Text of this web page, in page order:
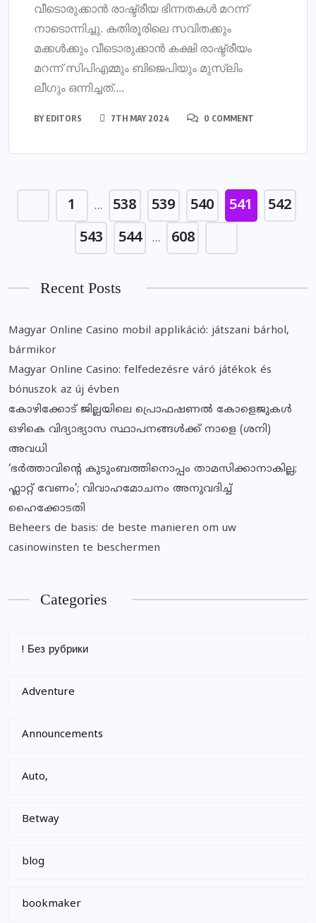
വീടൊരുക്കാൻ രാഷ്ട്രീയ ഭിന്നതകൾ മറന്ന്
നാടൊന്നിച്ചു. കതിരൂരിലെ സവിതക്കും
മക്കൾക്കും വീടൊരുക്കാൻ കക്ഷി രാഷ്ട്രീയം
മറന്ന് സിപിഎമ്മും ബിജെപിയും മുസ്ലിം
ലീഗും ഒന്നിച്ചത്....
BY EDITORS 7TH MAY 2024 0 COMMENT
1 … 538 539 540 541
542
543
544 … 608
Recent Posts
Magyar Online Casino mobil applikáció: játszani bárhol,
bármikor
Magyar Online Casino: felfedezésre váró játékok és
bónuszok az új évben
കോഴിക്കോട് ജില്ലയിലെ പ്രൊഫഷണൽ കോളെജുകൾ
ഒഴികെ വിദ്യാഭ്യാസ സ്ഥാപനങ്ങൾക്ക് നാളെ (ശനി)
അവധി
‘ഭർത്താവിന്റെ കുടുംബത്തിനൊപ്പം താമസിക്കാനാകില്ല;
ഫ്ലാറ്റ് വേണം’; വിവാഹമോചനം അനുവദിച്ച്
ഹൈക്കോടതി
Beheers de basis: de beste manieren om uw
casinowinsten te beschermen
Categories
! Без рубрики
Adventure
Announcements
Auto,
Betway
blog
bookmaker